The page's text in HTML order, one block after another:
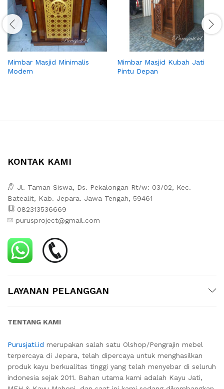
Mimbar Masjid Minimalis
Modern
Mimbar Masjid Kubah Jati
Pintu Depan
KONTAK KAMI
Jl. Taman Siswa, Ds. Pekalongan Rt/w: 03/02, Kec.
Batealit, Kab. Jepara. Jawa Tengah, 59461
082313536669
purusproject@gmail.com
LAYANAN PELANGGAN
TENTANG KAMI
Purusjati.id merupakan salah satu Olshop/Pengrajin mebel
terpercaya di Jepara, telah dipercaya untuk menghasilkan
produk kayu berkualitas tinggi yang telah menyebar di seluruh
indonesia sejak 2011. Bahan utama kami adalah Kayu Jati,